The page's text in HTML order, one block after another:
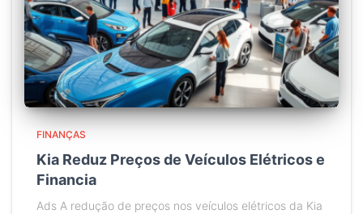
FINANÇAS
Kia Reduz Preços de Veículos Elétricos e
Financia
Ads A redução de preços nos veículos elétricos da Kia